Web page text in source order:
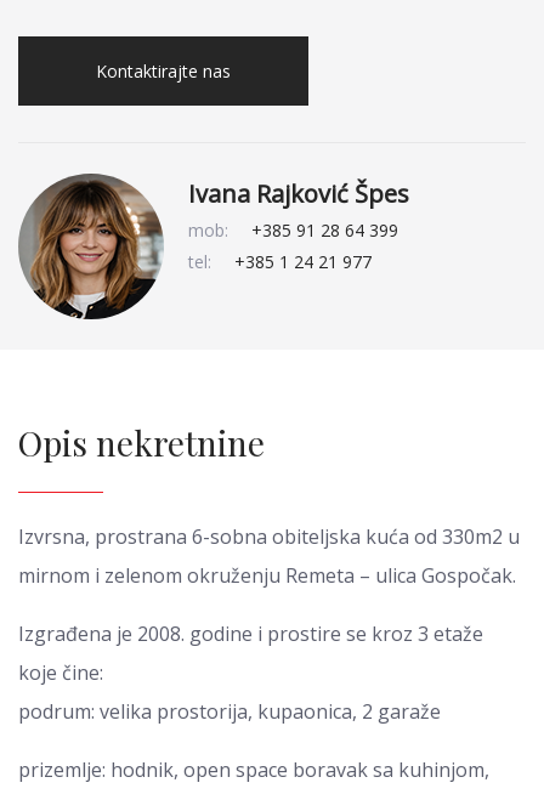
Kontaktirajte nas
Ivana Rajković Špes
mob:
+385 91 28 64 399
tel:
+385 1 24 21 977
Opis nekretnine
Izvrsna, prostrana 6-sobna obiteljska kuća od 330m2 u
mirnom i zelenom okruženju Remeta – ulica Gospočak.
Izgrađena je 2008. godine i prostire se kroz 3 etaže
koje čine:
podrum: velika prostorija, kupaonica, 2 garaže
prizemlje: hodnik, open space boravak sa kuhinjom,